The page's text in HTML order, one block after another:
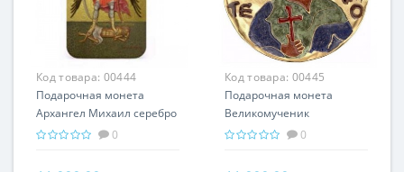
Код товара: 00444
Подарочная монета
Архангел Михаил серебро
31.10 гр - православные
0
Код товара: 00445
Подарочная монета
Великомученик
Пантелеймон серебро
религия Христианство
0